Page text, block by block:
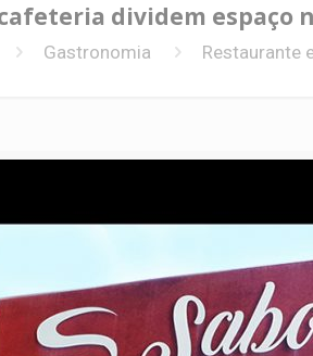
dividem espaço
Gastronomia Restaurante